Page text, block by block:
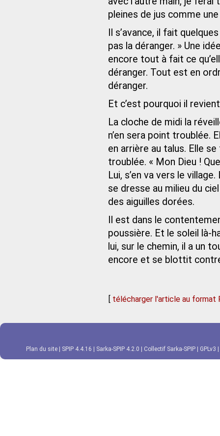
pleines de jus comme
Il s’avance, il fait
pas la déranger. » Une
encore tout à fait ce
déranger. Tout est en
déranger.
Et c’est pourquoi il
La cloche de midi la
n’en sera point troublée.
en arrière au talus. Elle
troublée. « Mon Dieu !
Lui, s’en va vers le
se dresse au milieu du
des aiguilles dorées.
Il est dans le
poussière. Et le soleil là-
lui, sur le chemin, il a un
encore et se blottit
[ télécharger l'article au format
Plan du site SPIP 4.4.16 Sarka-SPIP 4.2.0 Collectif Sarka-SPIP GPLv3